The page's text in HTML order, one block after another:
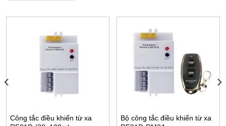
Công tắc điều khiển từ xa
Bộ công tắc điều khiển từ xa